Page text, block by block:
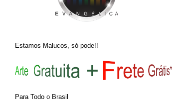
Estamos Malucos, só pode!!
Para Todo o Brasil